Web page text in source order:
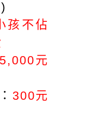
孩不佔
5,000元
300元